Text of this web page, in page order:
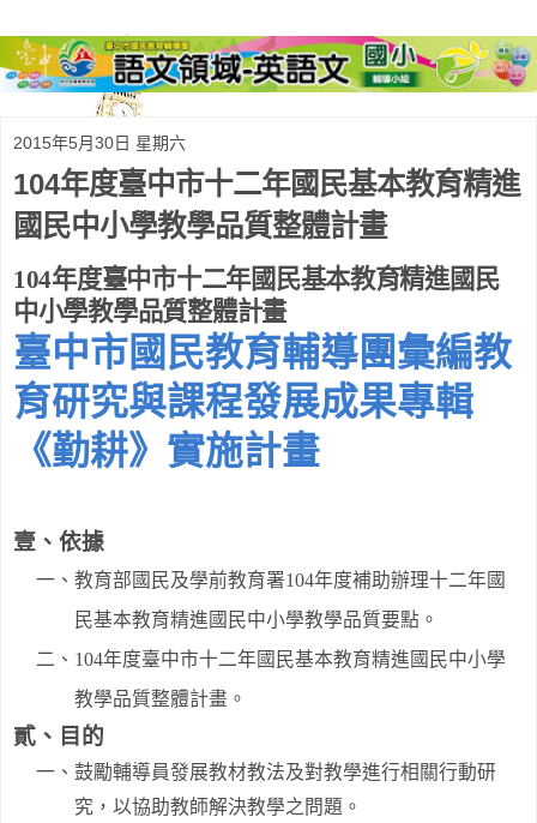
2015年5月30日 星期六
104年度臺中市十二年國民基本教育精進
國民中小學教學品質整體計畫
104年度臺中市十二年國民基本教育精進國民
中小學教學品質整體計畫
臺中市國民教育輔導團彙編教
育研究與課程發展成果專輯
《勤耕》實施計畫
壹、依據
一、教育部國民及學前教育署104年度補助辦理十二年國
民基本教育精進國民中小學教學品質要點。
二、 104年度臺中市十二年國民基本教育精進國民中小學
教學品質整體計畫。
貳、目的
一、鼓勵輔導員發展教材教法及對教學進行相關行動研
究，以協助教師解決教學之問題。